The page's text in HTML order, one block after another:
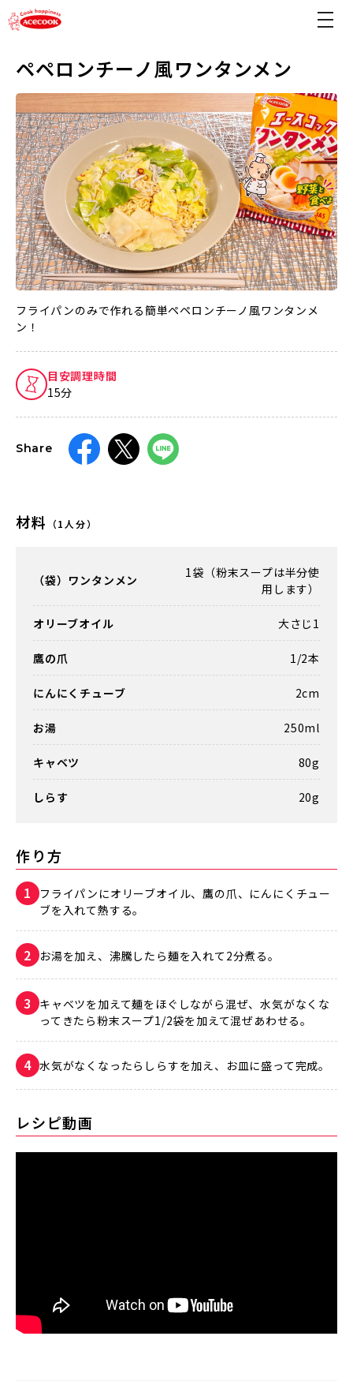
ペペロンチーノ風ワンタンメン
フライパンのみで作れる簡単ペペロンチーノ風ワンタンメ
ン！
目安調理時間
15分
Share
材料 （1人分）
（袋）ワンタンメン
1袋（粉末スープは半分使
用します）
オリーブオイル 大さじ1
鷹の爪 1/2本
にんにくチューブ 2cm
お湯 250ml
キャベツ 80g
しらす 20g
作り方
フライパンにオリーブオイル、鷹の爪、にんにくチュー
ブを入れて熱する。
お湯を加え、沸騰したら麺を入れて2分煮る。
キャベツを加えて麺をほぐしながら混ぜ、水気がなくな
ってきたら粉末スープ1/2袋を加えて混ぜあわせる。
水気がなくなったらしらすを加え、お皿に盛って完成。
レシピ動画